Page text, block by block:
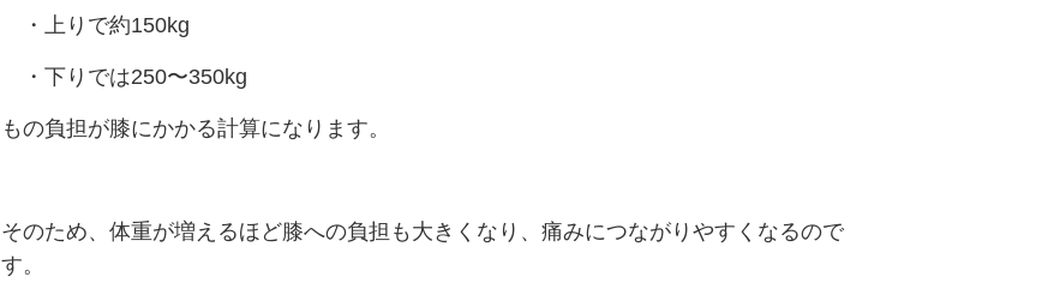
・上りで約150kg
・下りでは250〜350kg
もの負担が膝にかかる計算になります。
そのため、体重が増えるほど膝への負担も大きくなり、痛みにつながりやすくなるので
す。